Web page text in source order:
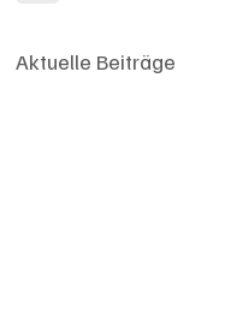
Aktuelle Beiträge